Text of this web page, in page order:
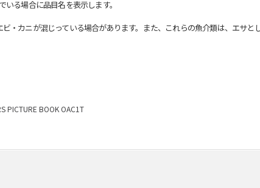
る場合に品目名を表示します。
カニが混じっている場合があります。また、これらの魚介類は、エサと
PICTURE BOOK OAC1T